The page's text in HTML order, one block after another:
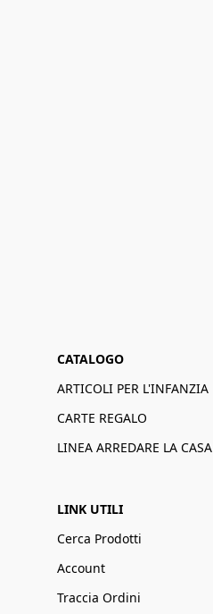
CATALOGO
ARTICOLI PER L'INFANZIA
CARTE REGALO
LINEA ARREDARE LA CASA
LINK UTILI
Cerca Prodotti
Account
Traccia Ordini